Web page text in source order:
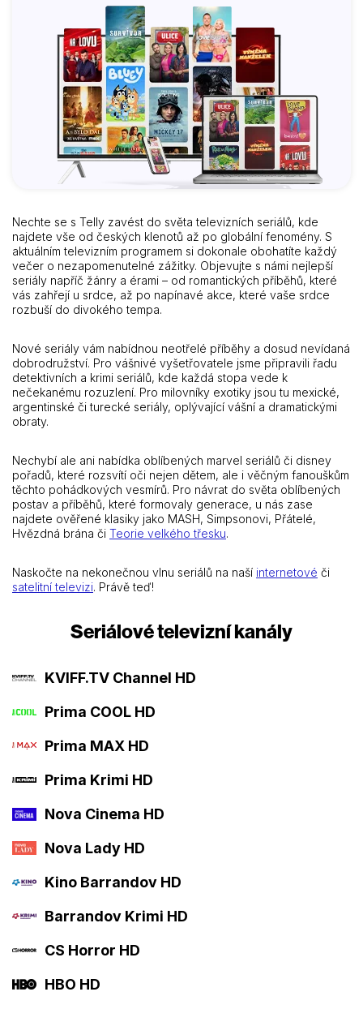
Nechte se s Telly zavést do světa televizních seriálů, kde
najdete vše od českých klenotů až po globální fenomény. S
aktuálním televizním programem si dokonale obohatíte každý
večer o nezapomenutelné zážitky. Objevujte s námi nejlepší
seriály napříč žánry a érami – od romantických příběhů, které
vás zahřejí u srdce, až po napínavé akce, které vaše srdce
rozbuší do divokého tempa.
Nové seriály vám nabídnou neotřelé příběhy a dosud nevídaná
dobrodružství. Pro vášnivé vyšetřovatele jsme připravili řadu
detektivních a krimi seriálů, kde každá stopa vede k
nečekanému rozuzlení. Pro milovníky exotiky jsou tu mexické,
argentinské či turecké seriály, oplývající vášní a dramatickými
obraty.
Nechybí ale ani nabídka oblíbených marvel seriálů či disney
pořadů, které rozsvítí oči nejen dětem, ale i věčným fanouškům
těchto pohádkových vesmírů. Pro návrat do světa oblíbených
postav a příběhů, které formovaly generace, u nás zase
najdete ověřené klasiky jako MASH, Simpsonovi, Přátelé,
Hvězdná brána či Teorie velkého třesku.
Naskočte na nekonečnou vlnu seriálů na naší internetové či
satelitní televizi. Právě teď!
Seriálové televizní kanály
KVIFF.TV Channel HD
Prima COOL HD
Prima MAX HD
Prima Krimi HD
Nova Cinema HD
Nova Lady HD
Kino Barrandov HD
Barrandov Krimi HD
CS Horror HD
HBO HD